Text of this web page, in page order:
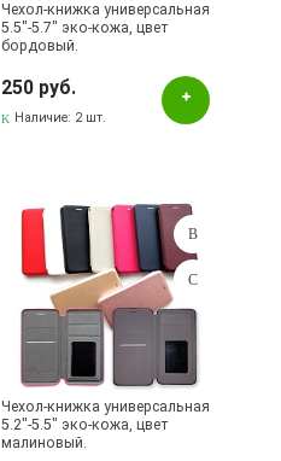
Чехол-книжка универсальная
5.5"-5.7" эко-кожа, цвет
бордовый.
250 руб.
Наличие: 2 шт.
Чехол-книжка универсальная
5.2"-5.5" эко-кожа, цвет
малиновый.